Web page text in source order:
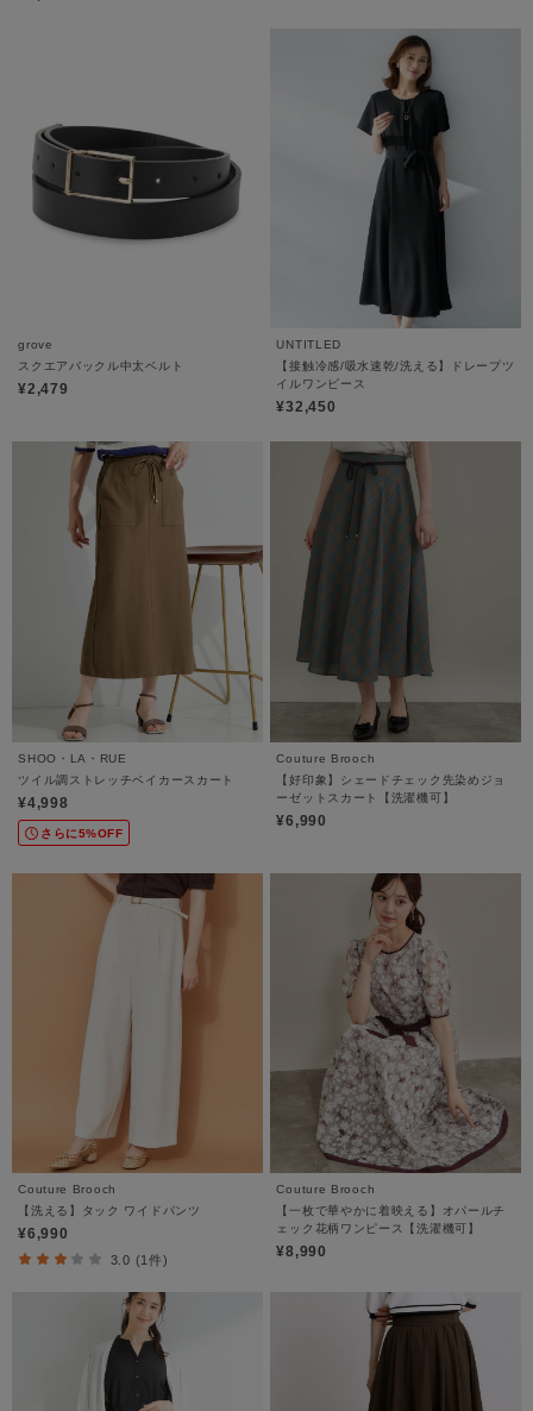
grove
スクエアバックル中太ベルト
¥2,479
UNTITLED
【接触冷感/吸水速乾/洗える】ドレープツ
イルワンピース
¥32,450
SHOO・LA・RUE
ツイル調ストレッチベイカースカート
¥4,998
さらに5%OFF
Couture Brooch
【好印象】シェードチェック先染めジョ
ーゼットスカート【洗濯機可】
¥6,990
Couture Brooch
【洗える】タック ワイドパンツ
¥6,990
3.0 (1件)
Couture Brooch
【一枚で華やかに着映える】オパールチ
ェック花柄ワンピース【洗濯機可】
¥8,990